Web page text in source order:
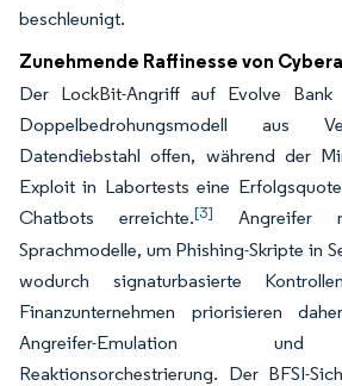
beschleunigt.
Zunehmende Raffinesse von
Der LockBit-Angriff auf Evolve
Doppelbedrohungsmodell aus
Datendiebstahl offen, während der
Exploit in Labortests eine
Chatbots erreichte.[3]
Angreifer
Sprachmodelle, um Phishing-Skripte in
wodurch signaturbasierte
Finanzunternehmen priorisieren
Angreifer-Emulation und
Reaktionsorchestrierung. Der BFSI-